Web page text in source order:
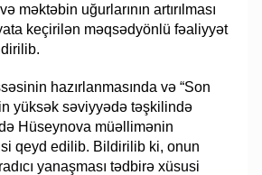
məktəbin uğurlarının artırılması
keçirilən məqsədyönlü fəaliyyət
hazırlanmasında və “Son
yüksək səviyyədə təşkilində
Hüseynova müəllimənin
qeyd edilib. Bildirilib ki, onun
yanaşması tədbirə xüsusi